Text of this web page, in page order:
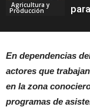
Agricultura y
Producción
En dependencias
actores que
en la zona
programas de